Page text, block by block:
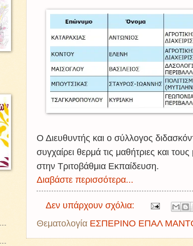
Ο Διευθυντής και ο σύλλογος
συγχαίρει θερμά τις μαθήτριες και
στην Τριτοβάθμια Εκπαίδευση.
Διαβάστε περισσότερα...
Δεν υπάρχουν σχόλια:
Θεματολογία ΕΣΠΕΡΙΝΟ ΕΠΑΛ